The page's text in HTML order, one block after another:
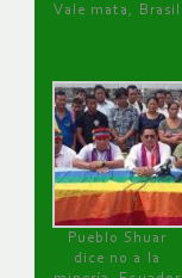
Vale mata, Brasil
Pueblo Shuar
dice no a la